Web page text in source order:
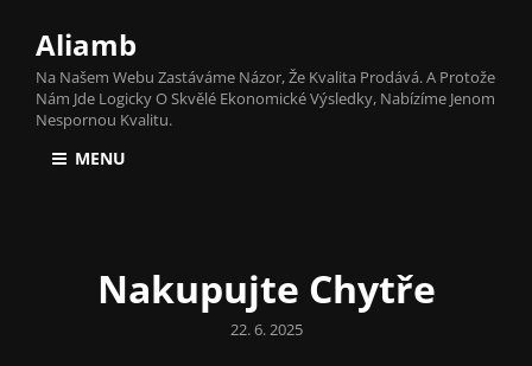
Aliamb
Na Našem Webu Zastáváme Názor, Že Kvalita Prodává. A Protože
Nám Jde Logicky O Skvělé Ekonomické Výsledky, Nabízíme Jenom
Nespornou Kvalitu.
MENU
Nakupujte Chytře
Posted
22. 6. 2025